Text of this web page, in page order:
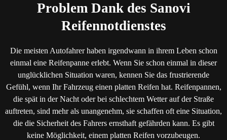
Problem Dank des Sanovi
Reifennotdienstes
Die meisten Autofahrer haben irgendwann in ihrem Leben schon
einmal eine Reifenpanne erlebt. Wenn Sie schon einmal in dieser
unglücklichen Situation waren, kennen Sie das frustrierende
Gefühl, wenn Ihr Fahrzeug einen platten Reifen hat. Reifenpannen,
die spät in der Nacht oder bei schlechtem Wetter auf der Straße
auftreten, sind mehr als unangenehm, sie schaffen oft eine Situation,
die die Sicherheit des Fahrers ernsthaft gefährden kann. Es gibt
keine Möglichkeit, einem platten Reifen vorzubeugen.